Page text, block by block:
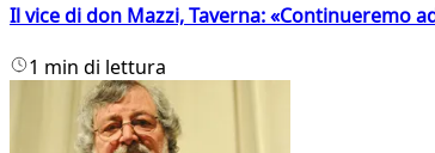
Il vice di don Mazzi, Taverna: «Continueremo
1 min di lettura